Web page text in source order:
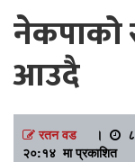
नेकपाको
आउदै
रतन वड।
२०:१४ मा प्रकाशित